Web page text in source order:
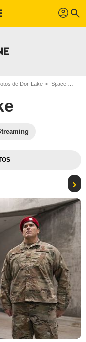
profil search
de Don Lake Space Force : Foto Noah Emmerich, Don Lake, Brandon Molale